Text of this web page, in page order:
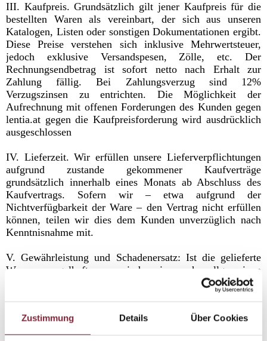
Zustimmung Details Über Cookies
III. Kaufpreis. Grundsätzlich gilt jener Kaufpreis für die
bestellten Waren als vereinbart, der sich aus unseren
Katalogen, Listen oder sonstigen Dokumentationen ergibt.
Diese Preise verstehen sich inklusive Mehrwertsteuer,
jedoch exklusive Versandspesen, Zölle, etc. Der
Rechnungsendbetrag ist sofort netto nach Erhalt zur
Zahlung fällig. Bei Zahlungsverzug sind 12%
Verzugszinsen zu entrichten. Die Möglichkeit der
Aufrechnung mit offenen Forderungen des Kunden gegen
lentia.at gegen die Kaufpreisforderung wird ausdrücklich
ausgeschlossen
IV. Lieferzeit. Wir erfüllen unsere Lieferverpflichtungen
aufgrund zustande gekommener Kaufverträge
grundsätzlich innerhalb eines Monats ab Abschluss des
Kaufvertrags. Sofern wir – etwa aufgrund der
Nichtverfügbarkeit der Ware – den Vertrag nicht erfüllen
können, teilen wir dies dem Kunden unverzüglich nach
Kenntnisnahme mit.
V. Gewährleistung und Schadenersatz: Ist die gelieferte
Ware mangelhaft, so sind wir nach allgemeinen
Gewährleistungsbestimmungen zur Verbesserung oder
zum Austausch berechtigt. Preisminderung oder Wandlung
Verbesserung oder der Austausch nicht möglich sind, für
lentia.at mit einem unverhältnismäßigen Aufwand